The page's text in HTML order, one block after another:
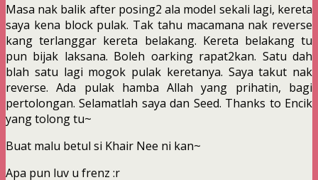
Masa nak balik after posing2 ala model sekali lagi, kereta
saya kena block pulak. Tak tahu macamana nak reverse
kang terlanggar kereta belakang. Kereta belakang tu
pun bijak laksana. Boleh oarking rapat2kan. Satu dah
blah satu lagi mogok pulak keretanya. Saya takut nak
reverse. Ada pulak hamba Allah yang prihatin, bagi
pertolongan. Selamatlah saya dan Seed. Thanks to Encik
yang tolong tu~
Buat malu betul si Khair Nee ni kan~
Apa pun luv u frenz :r